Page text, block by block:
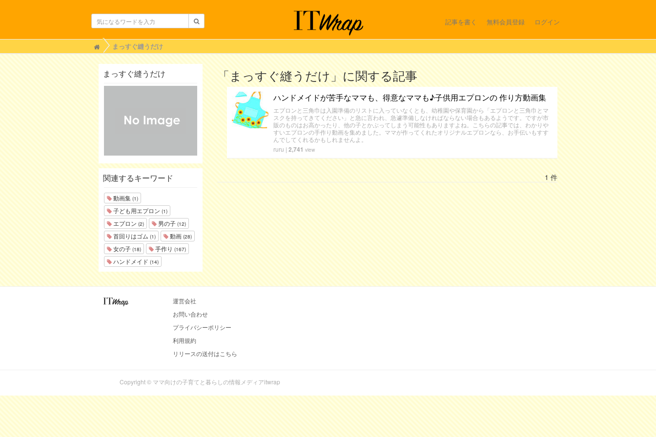
記事を書く 無料会員登録 ログイン
H
o
m
まっすぐ縫うだけ
まっすぐ縫うだけ
関連するキーワード
動画集 (1)
子ども用エプロン (1)
エプロン (2) 男の子 (12)
首回りはゴム (1) 動画 (28)
女の子 (18) 手作り (167)
ハンドメイド (14)
「まっすぐ縫うだけ」に関する記事
ハンドメイドが苦手なママも、得意なママも♪子供用エプロンの 作り方動画集
エプロンと三角巾は入園準備のリストに入っていなくとも、幼稚園や保育園から「エプロンと三角巾とマ
スクを持ってきてください」と急に言われ、急遽準備しなければならない場合もあるようです。ですが市
販のものはお高かったり、他の子とかぶってしまう可能性もありますよね。こちらの記事では、わかりや
すいエプロンの手作り動画を集めました。ママが作ってくれたオリジナルエプロンなら、お手伝いもすす
んでしてくれるかもしれませんよ。
ruru | 2,741 view
1 件
運営会社
お問い合わせ
プライバシーポリシー
利用規約
リリースの送付はこちら
Copyright © ママ向けの子育てと暮らしの情報メディアitwrap